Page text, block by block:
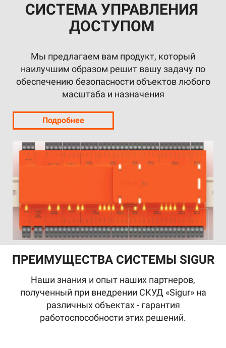
СИСТЕМА УПРАВЛЕНИЯ
ДОСТУПОМ
Мы предлагаем вам продукт, который
наилучшим образом решит вашу задачу по
обеспечению безопасности объектов любого
масштаба и назначения
Подробнее
ПРЕИМУЩЕСТВА СИСТЕМЫ SIGUR
Наши знания и опыт наших партнеров,
полученный при внедрении СКУД «Sigur» на
различных объектах - гарантия
работоспособности этих решений.